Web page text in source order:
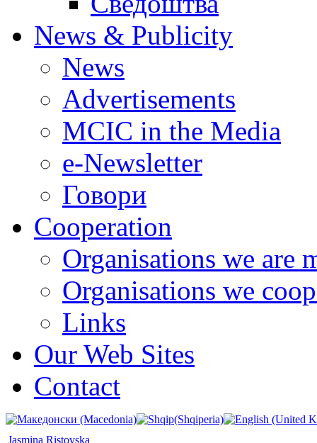
News & Publicity
News
Advertisements
MCIC in the Media
e-Newsletter
Говори
Cooperation
Organisations we are
Organisations we
Links
Our Web Sites
Contact
Jasmina Ristovska